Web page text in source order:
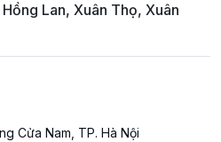
Lan, Xuân Thọ, Xuân
Cửa Nam, TP. Hà Nội